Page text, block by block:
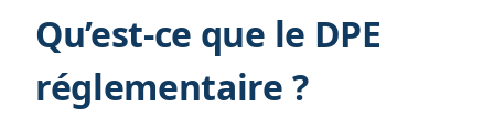
Qu’est-ce que le DPE
réglementaire ?